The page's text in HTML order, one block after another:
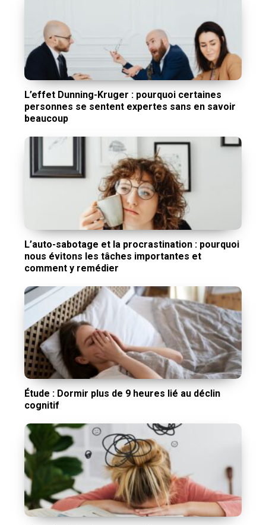
L’effet Dunning-Kruger : pourquoi certaines
personnes se sentent expertes sans en savoir
beaucoup
L’auto-sabotage et la procrastination : pourquoi
nous évitons les tâches importantes et
comment y remédier
Étude : Dormir plus de 9 heures lié au déclin
cognitif